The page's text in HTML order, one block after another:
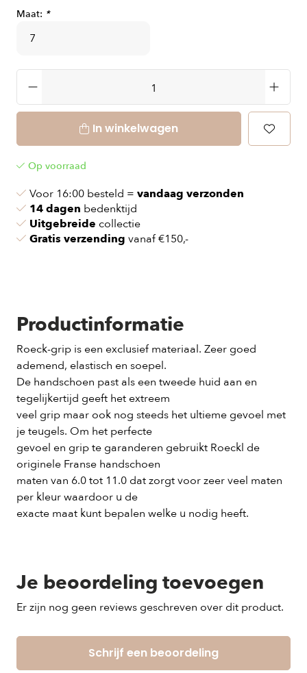
Maat: *
In winkelwagen
Op voorraad
Voor 16:00 besteld = vandaag verzonden
14 dagen bedenktijd
Uitgebreide collectie
Gratis verzending vanaf €150,-
Productinformatie
Roeck-grip is een exclusief materiaal. Zeer goed
ademend, elastisch en soepel.
De handschoen past als een tweede huid aan en
tegelijkertijd geeft het extreem
veel grip maar ook nog steeds het ultieme gevoel met
je teugels. Om het perfecte
gevoel en grip te garanderen gebruikt Roeckl de
originele Franse handschoen
maten van 6.0 tot 11.0 dat zorgt voor zeer veel maten
per kleur waardoor u de
exacte maat kunt bepalen welke u nodig heeft.
Je beoordeling toevoegen
Er zijn nog geen reviews geschreven over dit product.
Schrijf een beoordeling